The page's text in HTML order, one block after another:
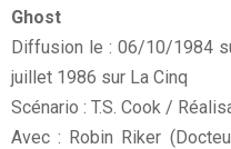
Ghost
Diffusion le : 06/10/1984
juillet 1986 sur La Cinq
Scénario : T.S. Cook /
Avec : Robin Riker